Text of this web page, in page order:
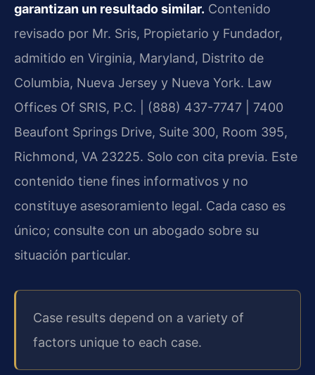
garantizan un resultado similar. Contenido
revisado por Mr. Sris, Propietario y Fundador,
admitido en Virginia, Maryland, Distrito de
Columbia, Nueva Jersey y Nueva York. Law
Offices Of SRIS, P.C. | (888) 437-7747 | 7400
Beaufont Springs Drive, Suite 300, Room 395,
Richmond, VA 23225. Solo con cita previa. Este
contenido tiene fines informativos y no
constituye asesoramiento legal. Cada caso es
único; consulte con un abogado sobre su
situación particular.
Case results depend on a variety of
factors unique to each case.